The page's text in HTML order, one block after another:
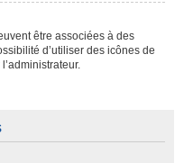
être associées à des
d’utiliser des icônes de